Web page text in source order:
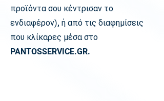
προϊόντα σου κέντρισαν το
ενδιαφέρον), ή από τις διαφημίσεις
που κλίκαρες μέσα στο
PANTOSSERVICE.GR.